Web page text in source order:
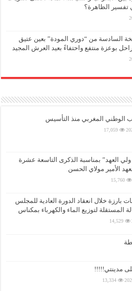
تفسير الظاهرة؟
السادسة من “دوري المودة” بعين عتيق
بوعزة منتفع واحتفاءً بعيد العرش المجيد
الوطني المغربي منذ التأسيس
17,059
العهد” بمناسبة الذكرى التاسعة عشرة
الأمير مولاي الحسن
15,760
خلال انعقاد الدورة العادية للمجلس
المستقلة لتوزيع الماء والكهرباء بمكناس
14,529
مدينتي!!!!!
13,334